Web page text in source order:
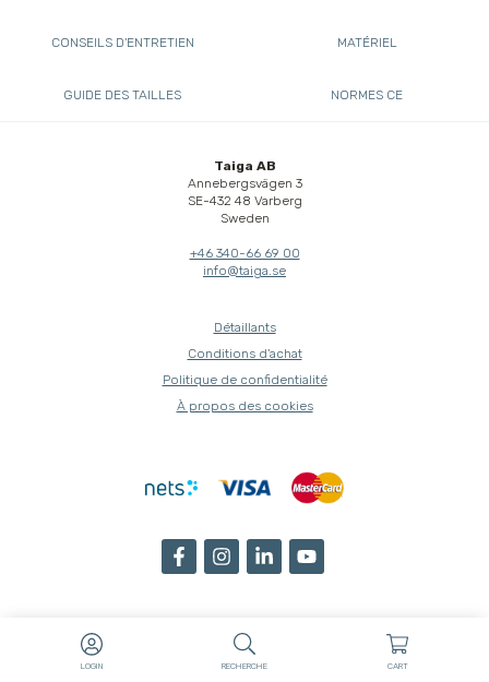
LOGIN RECHERCHE CART
CONSEILS D'ENTRETIEN MATÉRIEL
GUIDE DES TAILLES NORMES CE
Taiga AB
Annebergsvägen 3
SE-432 48 Varberg
Sweden
+46 340-66 69 00
info@taiga.se
Détaillants
Conditions d'achat
Politique de confidentialité
À propos des cookies